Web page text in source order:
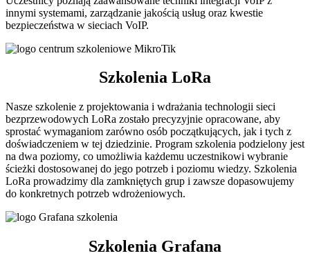
innymi systemami, zarządzanie jakością usług oraz kwestie
bezpieczeństwa w sieciach VoIP.
Szkolenia LoRa
Nasze szkolenie z projektowania i wdrażania technologii sieci
bezprzewodowych LoRa zostało precyzyjnie opracowane, aby
sprostać wymaganiom zarówno osób początkujących, jak i tych z
doświadczeniem w tej dziedzinie. Program szkolenia podzielony jest
na dwa poziomy, co umożliwia każdemu uczestnikowi wybranie
ścieżki dostosowanej do jego potrzeb i poziomu wiedzy. Szkolenia
LoRa prowadzimy dla zamkniętych grup i zawsze dopasowujemy
do konkretnych potrzeb wdrożeniowych.
Szkolenia Grafana